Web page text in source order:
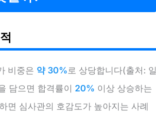
비중은 약 30%로 상당합니다(출처: 일
담으면 합격률이 20% 이상 상승하는
면 심사관의 호감도가 높아지는 사례